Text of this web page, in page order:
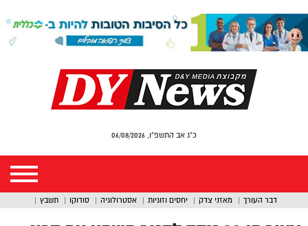
כ"ג אב התשפ"ו, 06/08/2026
דבר העורך מאזני צדק יחסים וזוגיות אסטרולוגיה סודוקו תשבץ